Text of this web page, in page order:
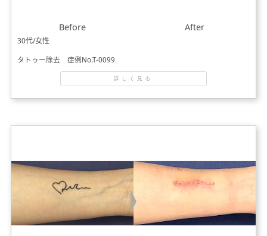
Before After
30代/女性
タトゥー除去 症例No.T-0099
詳しく見る